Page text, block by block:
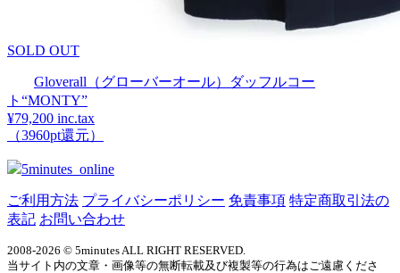
SOLD OUT
Gloverall（グローバーオール）ダッフルコー
ト“MONTY”
¥79,200 inc.tax
（3960pt還元）
5minutes_online
ご利用方法 プライバシーポリシー 免責事項 特定商取引法の
表記 お問い合わせ
2008-2026 © 5minutes ALL RIGHT RESERVED.
当サイト内の文章・画像等の無断転載及び複製等の行為はご遠慮くださ